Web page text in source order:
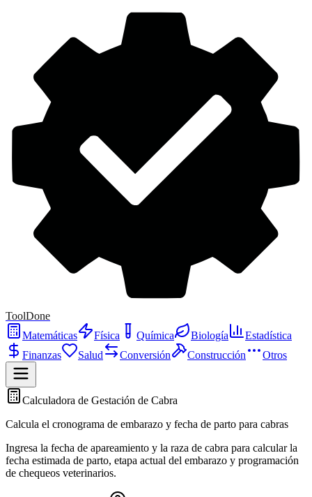
ToolDone
Matemáticas
Física Química Biología
Estadística
Finanzas
Salud Conversión Construcción Otros
Calculadora de Gestación de Cabra
Calcula el cronograma de embarazo y fecha de parto para cabras
Ingresa la fecha de apareamiento y la raza de cabra para calcular la
fecha estimada de parto, etapa actual del embarazo y programación
de chequeos veterinarios.